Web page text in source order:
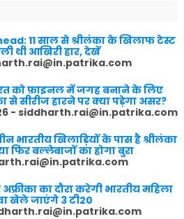
11 साल से श्रीलंका के खिलाफ टेस्ट
थी आखिरी हार, देखें
को फ़ाइनल में जगह बनाने के लिए
से सीरीज हारने पर क्या पड़ेगा असर?
- siddharth.rai@in.patrika.com
भारतीय खिलाड़ियों के पास है श्रीलंका
बल्लेबाजों का होगा बुरा
का दौरा करेगी भारतीय महिला
खेले जाएंगे 3 टी20